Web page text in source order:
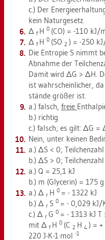
c.) Der
kein Na­tur­ge­setz.
Δ f H 0 (CO) = -110 kJ/
Δ f H 0 (SO 2 ) = -250
Die En­tro­pie S nimmt
Ab­nah­me der
Damit wird ΔG > ΔH.
ist wahr­schein­li­cher,
stän­de grö­ßer ist.
a.) falsch, freie
b.) rich­tig
c.) falsch; es gilt: ΔG =
Nein, unter kei­nen
a.) ΔS < 0;
b.) ΔS > 0;
a.) Q = 25,1 kJ
b.) m (Gly­ce­rin) = 175 g
a.) Δ r H 0 = - 1322 kJ
b.) Δ r S 0 = - 0,029 kJ/
c.) Δ r G 0 = - 1313 kJ
mit Δ f H 0 (C 2 H 4 ) = +
220 J‧K-1·mol -1